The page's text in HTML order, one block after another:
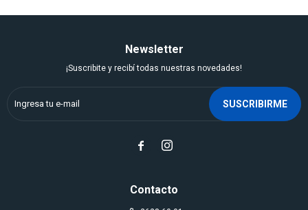
Contacto
Newsletter
¡Suscribite y recibí todas nuestras novedades!
SUSCRIBIRME
 